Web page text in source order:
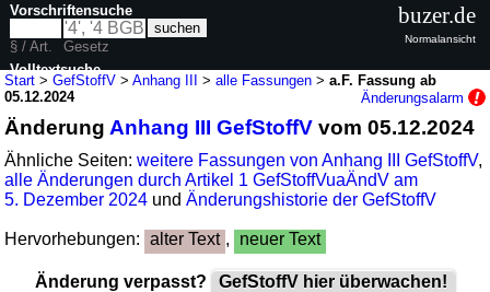
Start >GefStoffV >Anhang III >alle Fassungen >a.F. Fassung ab
05.12.2024
Änderungsalarm
Änderung Anhang III GefStoffV vom 05.12.2024
Ähnliche Seiten:weitere Fassungen von Anhang III GefStoffV,
alle Änderungen durch Artikel 1 GefStoffVuaÄndV am
5. Dezember 2024 undÄnderungshistorie der GefStoffV
Hervorhebungen: alter Text , neuer Text
Änderung verpasst? GefStoffV hier überwachen!
Vorschriftensuche
§ / Art.
Gesetz
Volltextsuche
buzer.de
Normalansicht